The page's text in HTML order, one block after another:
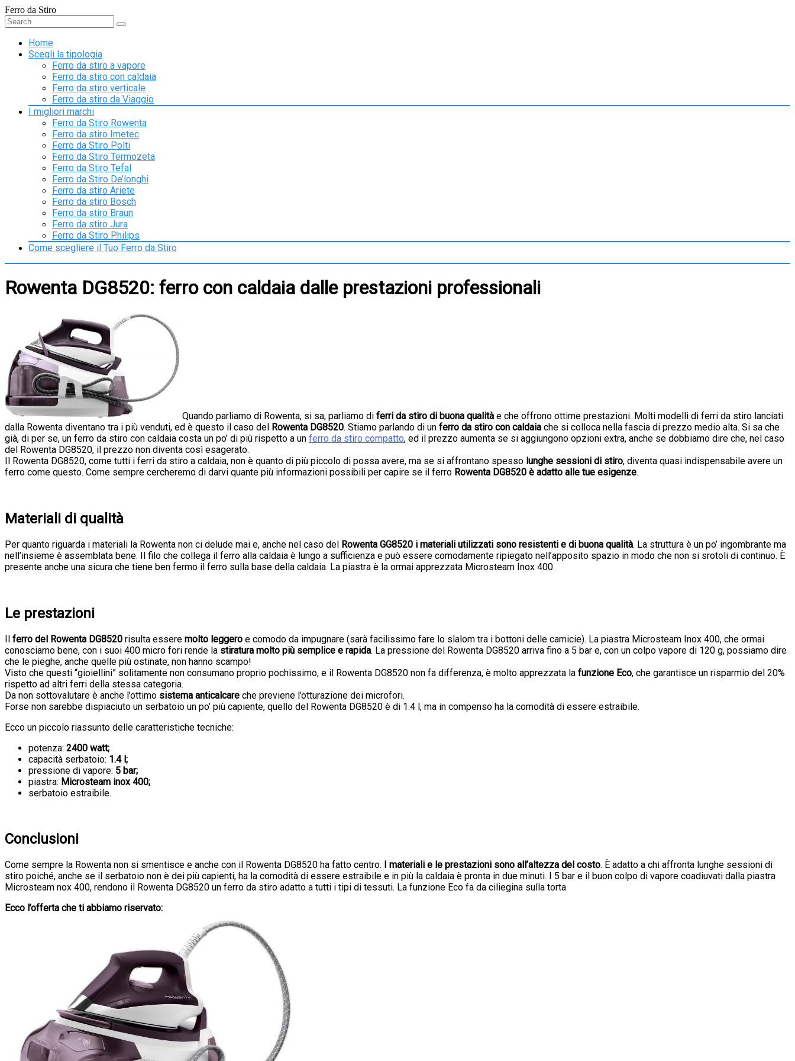
Ferro da Stiro
Home
Scegli la tipologia
Ferro da stiro a vapore
Ferro da stiro con caldaia
Ferro da stiro verticale
Ferro da stiro da Viaggio
I migliori marchi
Ferro da Stiro Rowenta
Ferro da stiro Imetec
Ferro da Stiro Polti
Ferro da Stiro Termozeta
Ferro da Stiro Tefal
Ferro da Stiro De’longhi
Ferro da stiro Ariete
Ferro da stiro Bosch
Ferro da stiro Braun
Ferro da stiro Jura
Ferro da Stiro Philips
Come scegliere il Tuo Ferro da Stiro
Rowenta DG8520: ferro con caldaia dalle prestazioni professionali
Quando parliamo di Rowenta, si sa, parliamo di ferri da stiro di buona qualità e che offrono ottime prestazioni. Molti modelli di ferri da stiro lanciati
dalla Rowenta diventano tra i più venduti, ed è questo il caso del Rowenta DG8520. Stiamo parlando di un ferro da stiro con caldaia che si colloca nella fascia di prezzo medio alta. Si sa che
già, di per se, un ferro da stiro con caldaia costa un po’ di più rispetto a un ferro da stiro compatto, ed il prezzo aumenta se si aggiungono opzioni extra, anche se dobbiamo dire che, nel caso
del Rowenta DG8520, il prezzo non diventa così esagerato.
Il Rowenta DG8520, come tutti i ferri da stiro a caldaia, non è quanto di più piccolo di possa avere, ma se si affrontano spesso lunghe sessioni di stiro, diventa quasi indispensabile avere un
ferro come questo. Come sempre cercheremo di darvi quante più informazioni possibili per capire se il ferro Rowenta DG8520 è adatto alle tue esigenze.
Materiali di qualità
Per quanto riguarda i materiali la Rowenta non ci delude mai e, anche nel caso del Rowenta GG8520 i materiali utilizzati sono resistenti e di buona qualità. La struttura è un po’ ingombrante ma
nell’insieme è assemblata bene. Il filo che collega il ferro alla caldaia è lungo a sufficienza e può essere comodamente ripiegato nell’apposito spazio in modo che non si srotoli di continuo. È
presente anche una sicura che tiene ben fermo il ferro sulla base della caldaia. La piastra è la ormai apprezzata Microsteam Inox 400.
Le prestazioni
Il ferro del Rowenta DG8520 risulta essere molto leggero e comodo da impugnare (sarà facilissimo fare lo slalom tra i bottoni delle camicie). La piastra Microsteam Inox 400, che ormai
conosciamo bene, con i suoi 400 micro fori rende la stiratura molto più semplice e rapida. La pressione del Rowenta DG8520 arriva fino a 5 bar e, con un colpo vapore di 120 g, possiamo dire
che le pieghe, anche quelle più ostinate, non hanno scampo!
Visto che questi “gioiellini” solitamente non consumano proprio pochissimo, e il Rowenta DG8520 non fa differenza, è molto apprezzata la funzione Eco, che garantisce un risparmio del 20%
rispetto ad altri ferri della stessa categoria.
Da non sottovalutare è anche l’ottimo sistema anticalcare che previene l’otturazione dei microfori.
Forse non sarebbe dispiaciuto un serbatoio un po’ più capiente, quello del Rowenta DG8520 è di 1.4 l, ma in compenso ha la comodità di essere estraibile.
Ecco un piccolo riassunto delle caratteristiche tecniche:
potenza: 2400 watt;
capacità serbatoio: 1.4 l;
pressione di vapore: 5 bar;
piastra: Microsteam inox 400;
serbatoio estraibile.
Conclusioni
Come sempre la Rowenta non si smentisce e anche con il Rowenta DG8520 ha fatto centro. I materiali e le prestazioni sono all’altezza del costo. È adatto a chi affronta lunghe sessioni di
stiro poiché, anche se il serbatoio non è dei più capienti, ha la comodità di essere estraibile e in più la caldaia è pronta in due minuti. I 5 bar e il buon colpo di vapore coadiuvati dalla piastra
Microsteam nox 400, rendono il Rowenta DG8520 un ferro da stiro adatto a tutti i tipi di tessuti. La funzione Eco fa da ciliegina sulla torta.
Ecco l’offerta che ti abbiamo riservato: